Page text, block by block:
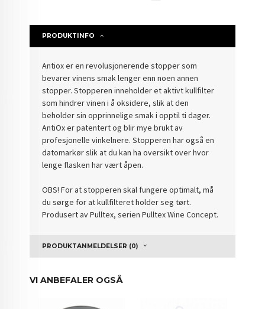
PRODUKTINFO
Antiox er en revolusjonerende stopper som
bevarer vinens smak lenger enn noen annen
stopper. Stopperen inneholder et aktivt kullfilter
som hindrer vinen i å oksidere, slik at den
beholder sin opprinnelige smak i opptil ti dager.
AntiOx er patentert og blir mye brukt av
profesjonelle vinkelnere. Stopperen har også en
datomarkør slik at du kan ha oversikt over hvor
lenge flasken har vært åpen.
OBS! For at stopperen skal fungere optimalt, må
du sørge for at kullfilteret holder seg tørt.
Produsert av Pulltex, serien Pulltex Wine Concept.
PRODUKTANMELDELSER (0)
VI ANBEFALER OGSÅ